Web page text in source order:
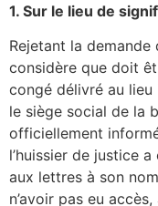
1. Sur le lieu de
Rejetant la demande
considère que doit
congé délivré au
le siège social de la
officiellement
l’huissier de justice
aux lettres à son
n’avoir pas eu